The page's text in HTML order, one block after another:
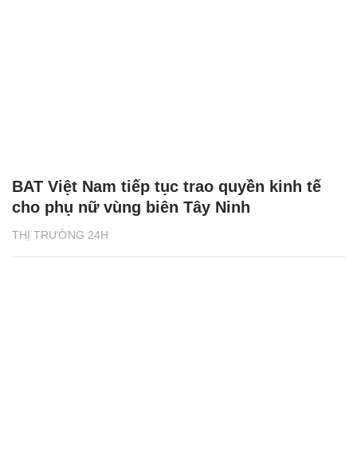
THỊ TRƯỜNG 24H
BAT Việt Nam tiếp tục trao quyền kinh tế
cho phụ nữ vùng biên Tây Ninh